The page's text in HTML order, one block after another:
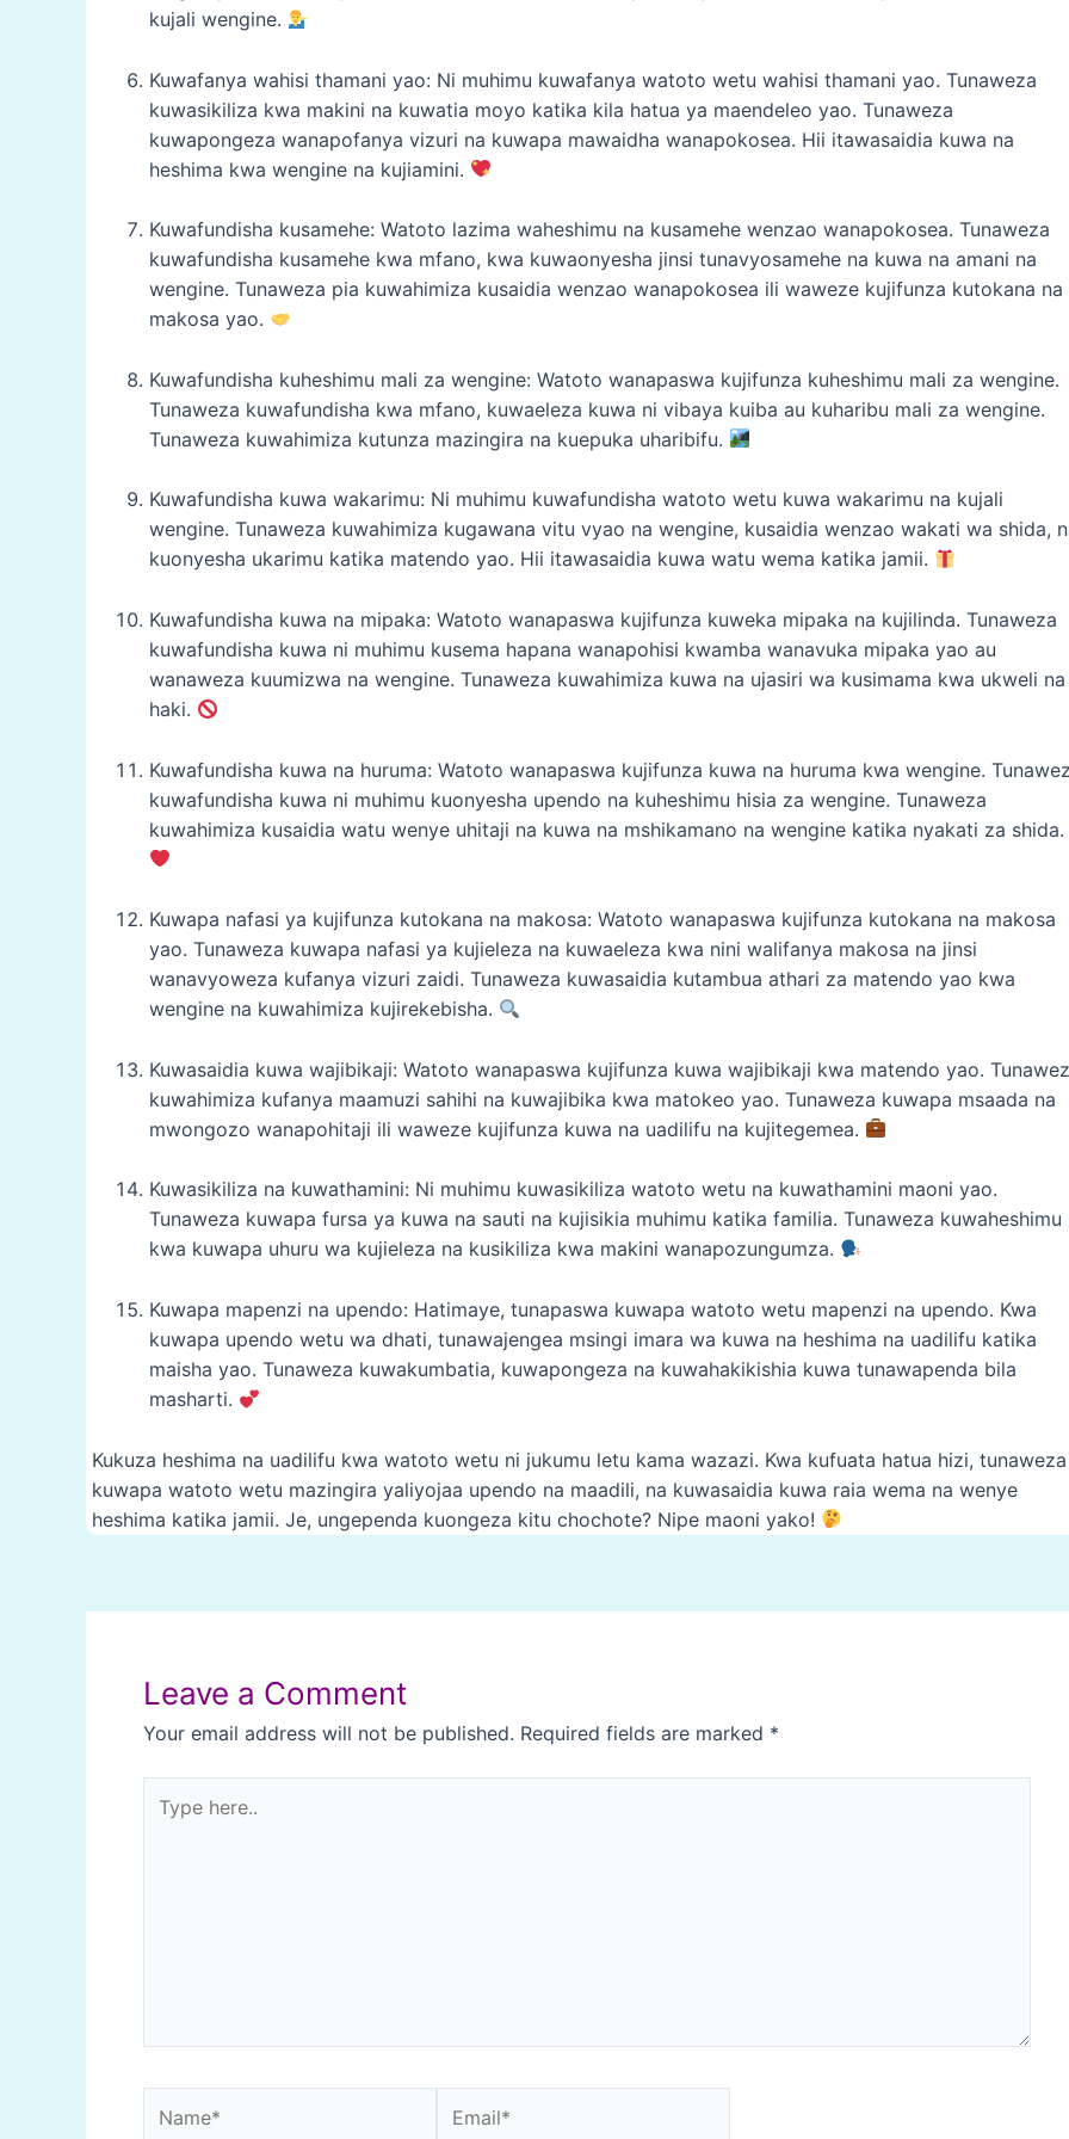
kujali wengine.
Kuwafanya wahisi thamani yao: Ni muhimu kuwafanya watoto wetu wahisi thamani yao. Tunaweza
kuwasikiliza kwa makini na kuwatia moyo katika kila hatua ya maendeleo yao. Tunaweza
kuwapongeza wanapofanya vizuri na kuwapa mawaidha wanapokosea. Hii itawasaidia kuwa na
heshima kwa wengine na kujiamini.
Kuwafundisha kusamehe: Watoto lazima waheshimu na kusamehe wenzao wanapokosea. Tunaweza
kuwafundisha kusamehe kwa mfano, kwa kuwaonyesha jinsi tunavyosamehe na kuwa na amani na
wengine. Tunaweza pia kuwahimiza kusaidia wenzao wanapokosea ili waweze kujifunza kutokana na
makosa yao.
Kuwafundisha kuheshimu mali za wengine: Watoto wanapaswa kujifunza kuheshimu mali za wengine.
Tunaweza kuwafundisha kwa mfano, kuwaeleza kuwa ni vibaya kuiba au kuharibu mali za wengine.
Tunaweza kuwahimiza kutunza mazingira na kuepuka uharibifu.
Kuwafundisha kuwa wakarimu: Ni muhimu kuwafundisha watoto wetu kuwa wakarimu na kujali
wengine. Tunaweza kuwahimiza kugawana vitu vyao na wengine, kusaidia wenzao wakati wa shida,
kuonyesha ukarimu katika matendo yao. Hii itawasaidia kuwa watu wema katika jamii.
Kuwafundisha kuwa na mipaka: Watoto wanapaswa kujifunza kuweka mipaka na kujilinda. Tunaweza
kuwafundisha kuwa ni muhimu kusema hapana wanapohisi kwamba wanavuka mipaka yao au
wanaweza kuumizwa na wengine. Tunaweza kuwahimiza kuwa na ujasiri wa kusimama kwa ukweli na
haki.
Kuwafundisha kuwa na huruma: Watoto wanapaswa kujifunza kuwa na huruma kwa wengine.
kuwafundisha kuwa ni muhimu kuonyesha upendo na kuheshimu hisia za wengine. Tunaweza
kuwahimiza kusaidia watu wenye uhitaji na kuwa na mshikamano na wengine katika nyakati za shida.
Kuwapa nafasi ya kujifunza kutokana na makosa: Watoto wanapaswa kujifunza kutokana na makosa
yao. Tunaweza kuwapa nafasi ya kujieleza na kuwaeleza kwa nini walifanya makosa na jinsi
wanavyoweza kufanya vizuri zaidi. Tunaweza kuwasaidia kutambua athari za matendo yao kwa
wengine na kuwahimiza kujirekebisha.
Kuwasaidia kuwa wajibikaji: Watoto wanapaswa kujifunza kuwa wajibikaji kwa matendo yao.
kuwahimiza kufanya maamuzi sahihi na kuwajibika kwa matokeo yao. Tunaweza kuwapa msaada na
mwongozo wanapohitaji ili waweze kujifunza kuwa na uadilifu na kujitegemea.
Kuwasikiliza na kuwathamini: Ni muhimu kuwasikiliza watoto wetu na kuwathamini maoni yao.
Tunaweza kuwapa fursa ya kuwa na sauti na kujisikia muhimu katika familia. Tunaweza kuwaheshimu
kwa kuwapa uhuru wa kujieleza na kusikiliza kwa makini wanapozungumza.
Kuwapa mapenzi na upendo: Hatimaye, tunapaswa kuwapa watoto wetu mapenzi na upendo. Kwa
kuwapa upendo wetu wa dhati, tunawajengea msingi imara wa kuwa na heshima na uadilifu katika
maisha yao. Tunaweza kuwakumbatia, kuwapongeza na kuwahakikishia kuwa tunawapenda bila
masharti.
Kukuza heshima na uadilifu kwa watoto wetu ni jukumu letu kama wazazi. Kwa kufuata hatua hizi, tunaweza
kuwapa watoto wetu mazingira yaliyojaa upendo na maadili, na kuwasaidia kuwa raia wema na wenye
heshima katika jamii. Je, ungependa kuongeza kitu chochote? Nipe maoni yako!
navigation
Leave a Comment
Your email address will not be published. Required fields are marked *
here..